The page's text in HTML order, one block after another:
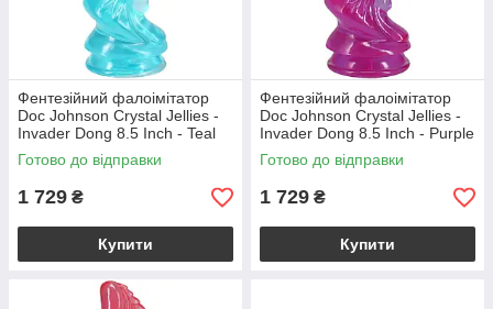
Фентезійний фалоімітатор
Doc Johnson Crystal Jellies -
Invader Dong 8.5 Inch - Teal
Готово до відправки
1 729 ₴
Купити
Фентезійний фалоімітатор
Doc Johnson Crystal Jellies -
Invader Dong 8.5 Inch - Purple
Готово до відправки
1 729 ₴
Купити